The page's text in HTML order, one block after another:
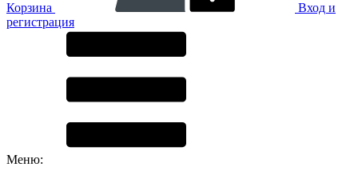
Корзина
Вход и
регистрация
Меню: